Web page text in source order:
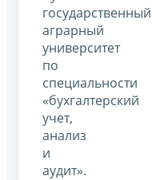
государственный
аграрный
университет
по
специальности
«бухгалтерский
учет,
анализ
и
аудит».